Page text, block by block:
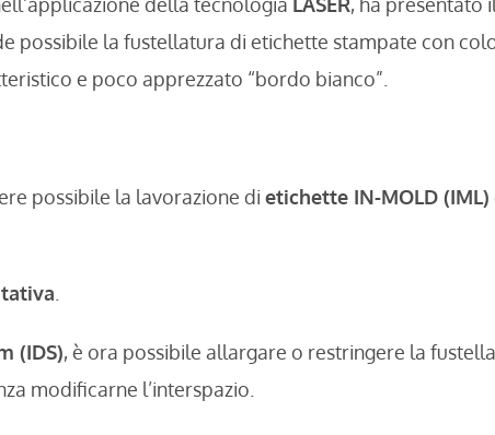
possibile la fustellatura di etichette stampate con
e poco apprezzato “bordo bianco”.
possibile la lavorazione di etichette IN-MOLD (IML)
(IDS), è ora possibile allargare o restringere la fustella
modificarne l’interspazio.